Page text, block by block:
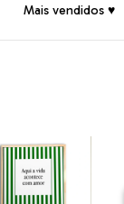
Mais vendidos ♥